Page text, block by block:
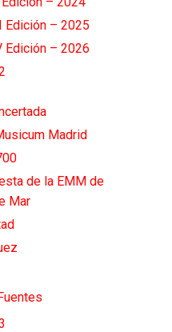
Edición – 2025
Edición – 2026
Madrid
de la EMM de
Mar